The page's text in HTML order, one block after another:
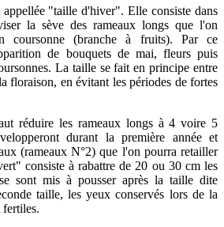
"taille d'hiver". Elle consiste dans
la sève des rameaux longs que l'on
coursonne (branche à fruits). Par ce
de bouquets de mai, fleurs puis
La taille se fait en principe entre
floraison, en évitant les périodes de fortes
réduire les rameaux longs à 4 voire 5
durant la première année et
(rameaux N°2) que l'on pourra retailler
consiste à rabattre de 20 ou 30 cm les
sont mis à pousser après la taille dite
taille, les yeux conservés lors de la